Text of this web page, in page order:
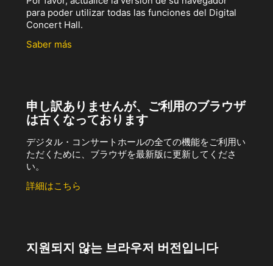
para poder utilizar todas las funciones del Digital
Concert Hall.
Saber más
申し訳ありませんが、ご利用のブラウザ
は古くなっております
デジタル・コンサートホールの全ての機能をご利用い
ただくために、ブラウザを最新版に更新してくださ
い。
詳細はこちら
지원되지 않는 브라우저 버전입니다